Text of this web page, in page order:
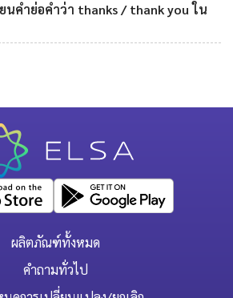
นคำย่อคำว่า thanks / thank you ใน
ผลิตภัณฑ์ทั้งหมด
คำถามทั่วไป